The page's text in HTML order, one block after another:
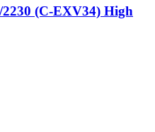
2230 (C-EXV34) High